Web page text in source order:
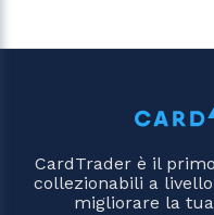
CardTrader è il
collezionabili a
migliorare la